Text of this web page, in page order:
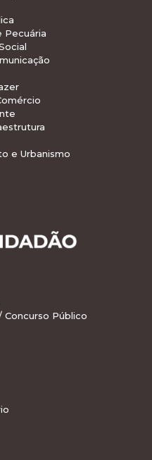
Pecuária
e Urbanismo
Concurso Público